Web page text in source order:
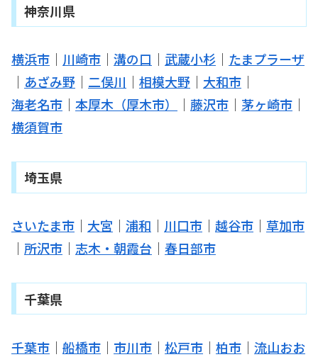
神奈川県
横浜市 ｜ 川崎市 ｜ 溝の口 ｜ 武蔵小杉 ｜ たまプラーザ
｜ あざみ野 ｜ 二俣川 ｜ 相模大野 ｜ 大和市 ｜
海老名市 ｜ 本厚木（厚木市） ｜ 藤沢市 ｜ 茅ヶ崎市 ｜
横須賀市
埼玉県
さいたま市 ｜ 大宮 ｜ 浦和 ｜ 川口市 ｜ 越谷市 ｜ 草加市
｜ 所沢市 ｜ 志木・朝霞台 ｜ 春日部市
千葉県
千葉市 ｜ 船橋市 ｜ 市川市 ｜ 松戸市 ｜ 柏市 ｜ 流山おお